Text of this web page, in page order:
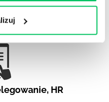
, HR